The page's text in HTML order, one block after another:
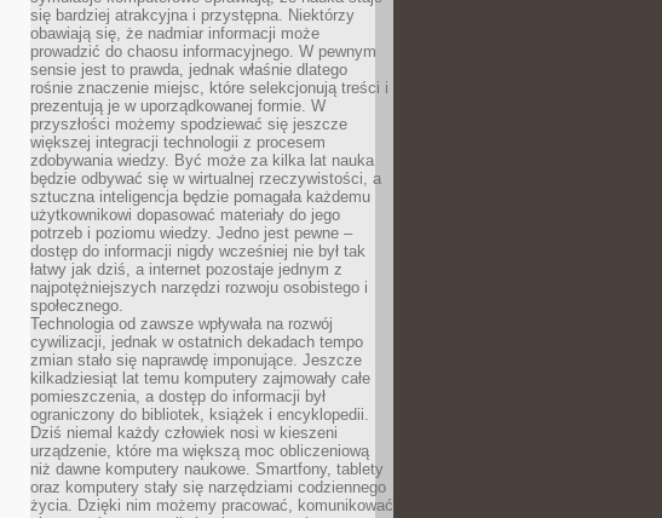
się bardziej atrakcyjna i przystępna. Niektórzy
obawiają się, że nadmiar informacji może
prowadzić do chaosu informacyjnego. W pewnym
sensie jest to prawda, jednak właśnie dlatego
rośnie znaczenie miejsc, które selekcjonują treści i
prezentują je w uporządkowanej formie. W
przyszłości możemy spodziewać się jeszcze
większej integracji technologii z procesem
zdobywania wiedzy. Być może za kilka lat nauka
będzie odbywać się w wirtualnej rzeczywistości, a
sztuczna inteligencja będzie pomagała każdemu
użytkownikowi dopasować materiały do jego
potrzeb i poziomu wiedzy. Jedno jest pewne –
dostęp do informacji nigdy wcześniej nie był tak
łatwy jak dziś, a internet pozostaje jednym z
najpotężniejszych narzędzi rozwoju osobistego i
społecznego.
Technologia od zawsze wpływała na rozwój
cywilizacji, jednak w ostatnich dekadach tempo
zmian stało się naprawdę imponujące. Jeszcze
kilkadziesiąt lat temu komputery zajmowały całe
pomieszczenia, a dostęp do informacji był
ograniczony do bibliotek, książek i encyklopedii.
Dziś niemal każdy człowiek nosi w kieszeni
urządzenie, które ma większą moc obliczeniową
niż dawne komputery naukowe. Smartfony, tablety
oraz komputery stały się narzędziami codziennego
życia. Dzięki nim możemy pracować, komunikować